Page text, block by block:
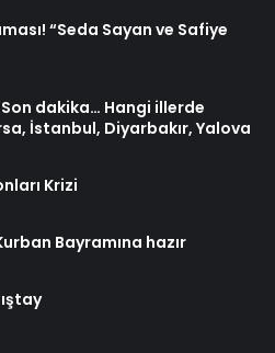
“Seda Sayan ve Safiye
Son dakika… Hangi illerde
İstanbul, Diyarbakır, Yalova
Krizi
Bayramına hazır